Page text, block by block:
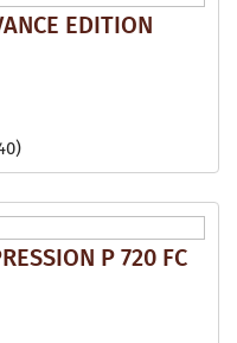
EDITION
P 720 FC